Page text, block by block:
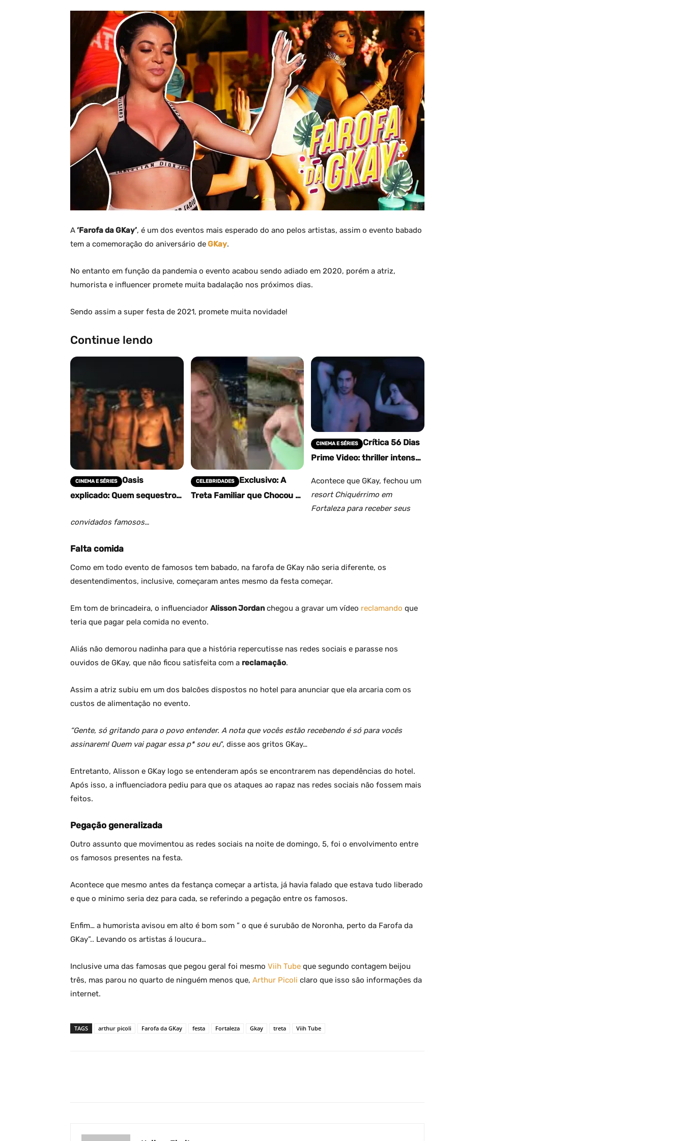
A‘Farofa da GKay’, é um dos eventos mais esperado do ano pelos artistas, assim o evento babado
tem a comemoração do aniversário deGKay.
No entanto em função da pandemia o evento acabou sendo adiado em 2020, porém a atriz,
humorista e influencer promete muita badalação nos próximos dias.
Sendo assim a super festa de 2021, promete muita novidade!
Continue lendo
CINEMA E SÉRIES
Oasis
explicado: Quem sequestrou
final da série?
CELEBRIDADES
Exclusivo: A
Treta Familiar que Chocou o
CINEMA E SÉRIES
Crítica 56 Dias
Prime Video: thriller intenso
Acontece que GKay, fechou um
resort Chiquérrimo em
Fortaleza para receber seus
convidados famosos…
Falta comida
Como em todo evento de famosos tem babado, na farofa de GKay não seria diferente, os
desentendimentos, inclusive, começaram antes mesmo da festa começar.
Em tom de brincadeira, o influenciador Alisson Jordan chegou a gravar um vídeo reclamando que
teria que pagar pela comida no evento.
Aliás não demorou nadinha para que a história repercutisse nas redes sociais e parasse nos
ouvidos de GKay, que não ficou satisfeita com a reclamação.
Assim a atriz subiu em um dos balcões dispostos no hotel para anunciar que ela arcaria com os
custos de alimentação no evento.
“Gente, só gritando para o povo entender. A nota que vocês estão recebendo é só para vocês
assinarem! Quem vai pagar essa p* sou eu“, disse aos gritos GKay…
Entretanto, Alisson e GKay logo se entenderam após se encontrarem nas dependências do hotel.
Após isso, a influenciadora pediu para que os ataques ao rapaz nas redes sociais não fossem mais
feitos.
Pegação generalizada
Outro assunto que movimentou as redes sociais na noite de domingo, 5, foi o envolvimento entre
os famosos presentes na festa.
Acontece que mesmo antes da festança começar a artista, já havia falado que estava tudo liberado
e que o minimo seria dez para cada, se referindo a pegação entre os famosos.
Enfim… a humorista avisou em alto é bom som ” o que é surubão de Noronha, perto da Farofa da
GKay”.. Levando os artistas á loucura…
Inclusive uma das famosas que pegou geral foi mesmo Viih Tube que segundo contagem beijou
três, mas parou no quarto de ninguém menos que, Arthur Picoli claro que isso são informações da
internet.
TAGS arthur picoli Farofa da GKay festa Fortaleza Gkay treta Viih Tube